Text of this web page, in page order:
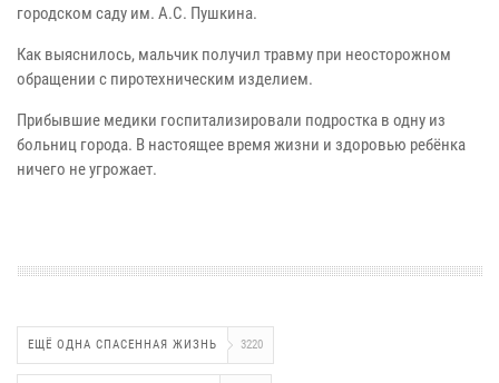
городском саду им. А.С. Пушкина.
Как выяснилось, мальчик получил травму при неосторожном
обращении с пиротехническим изделием.
Прибывшие медики госпитализировали подростка в одну из
больниц города. В настоящее время жизни и здоровью ребёнка
ничего не угрожает.
ЕЩЁ ОДНА СПАСЕННАЯ ЖИЗНЬ 3220